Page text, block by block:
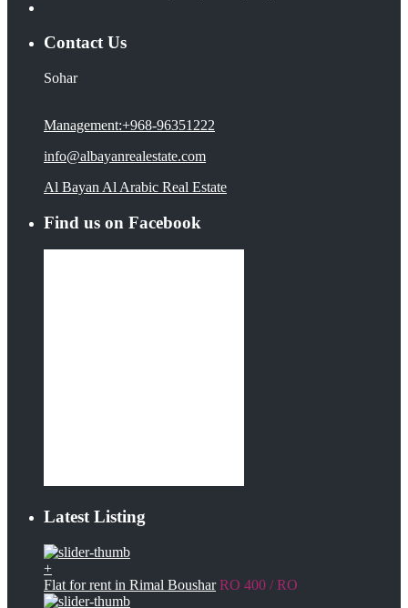
Contact Us
Sohar
Management:+968-96351222
info@albayanrealestate.com
Al Bayan Al Arabic Real Estate
Find us on Facebook
Latest Listing
+
Flat for rent in Rimal Boushar RO 400 / RO